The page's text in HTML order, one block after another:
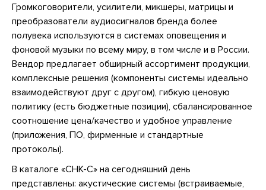
Громкоговорители, усилители, микшеры, матрицы и
преобразователи аудиосигналов бренда более
полувека используются в системах оповещения и
фоновой музыки по всему миру, в том числе и в России.
Вендор предлагает обширный ассортимент продукции,
комплексные решения (компоненты системы идеально
взаимодействуют друг с другом), гибкую ценовую
политику (есть бюджетные позиции), сбалансированное
соотношение цена/качество и удобное управление
(приложения, ПО, фирменные и стандартные
протоколы).
В каталоге «СНК-С» на сегодняшний день
представлены: акустические системы (встраиваемые,